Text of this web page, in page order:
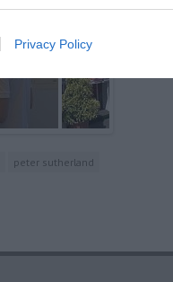
Privacy Policy
peter sutherland